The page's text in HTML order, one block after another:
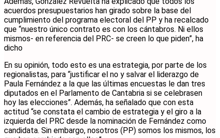
acuerdos presupuestarios han girado sobre la base del
cumplimiento del programa electoral del PP y ha recalcado
que “nuestro único contrato es con los cántabros. Ni ellos
mismos- en referencia del PRC- se creen lo que piden”, ha
dicho
En su opinión, todo esto es una estrategia, por parte de los
regionalistas, para “justificar el no y salvar el liderazgo de
Paula Fernández a la que las últimas encuestas le dan tres
diputados en el Parlamento de Cantabria si se celebrasen
hoy las elecciones”. Además, ha señalado que con esta
actitud “se constata el cambio de estrategia y el giro a la
izquierda del PRC desde la nominación de Fernández como
candidata. Sin embargo, nosotros (PP) somos los mismos, los